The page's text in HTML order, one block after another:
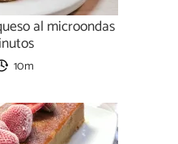
al microondas
10m